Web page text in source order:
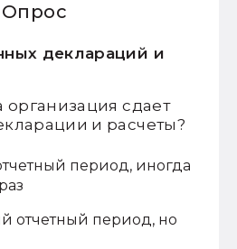
Опрос
деклараций и
организация сдает
и расчеты?
период, иногда
отчетный период, но